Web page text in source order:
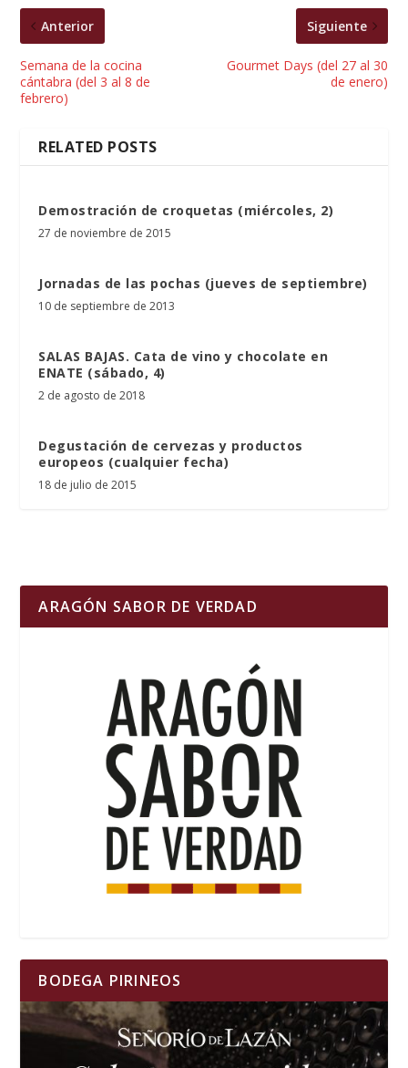
Anterior
Semana de la cocina
cántabra (del 3 al 8 de
febrero)
Siguiente
Gourmet Days (del 27 al 30
de enero)
RELATED POSTS
Demostración de croquetas (miércoles, 2)
27 de noviembre de 2015
Jornadas de las pochas (jueves de septiembre)
10 de septiembre de 2013
SALAS BAJAS. Cata de vino y chocolate en
ENATE (sábado, 4)
2 de agosto de 2018
Degustación de cervezas y productos
europeos (cualquier fecha)
18 de julio de 2015
ARAGÓN SABOR DE VERDAD
BODEGA PIRINEOS